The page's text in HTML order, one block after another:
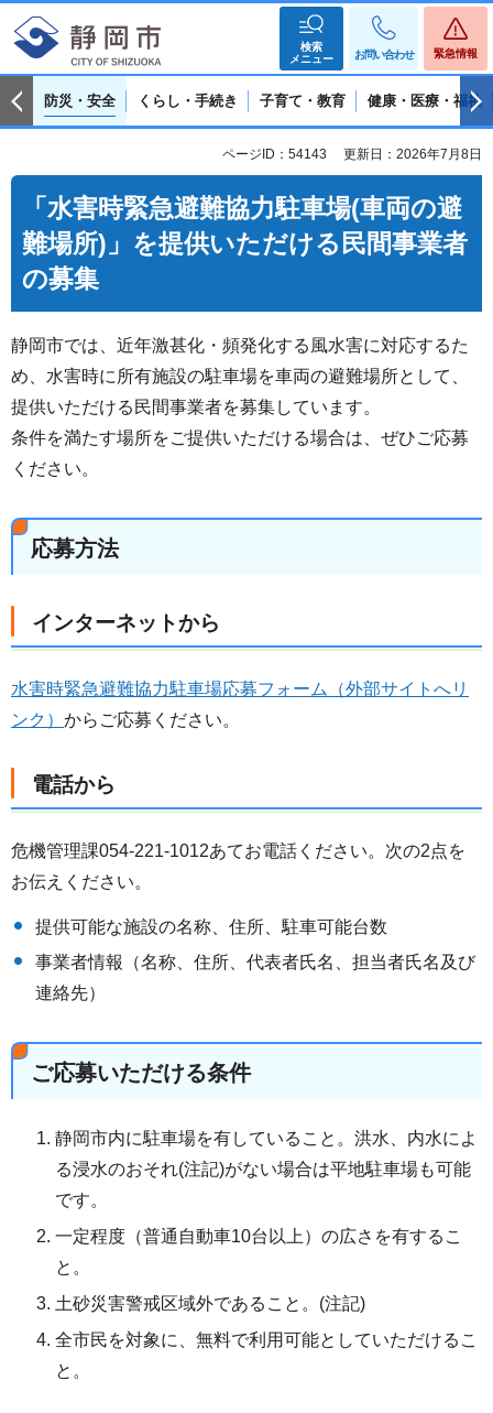
検索
メニュー
お問い合わせ 緊急情報
防災・安全 くらし・手続き 子育て・教育 健康・医療・福祉
ページID：54143 更新日：2026年7月8日
「水害時緊急避難協力駐車場(車両の避
難場所)」を提供いただける民間事業者
の募集
静岡市では、近年激甚化・頻発化する風水害に対応するた
め、水害時に所有施設の駐車場を車両の避難場所として、
提供いただける民間事業者を募集しています。
条件を満たす場所をご提供いただける場合は、ぜひご応募
ください。
応募方法
インターネットから
水害時緊急避難協力駐車場応募フォーム（外部サイトへリ
ンク） からご応募ください。
電話から
危機管理課054-221-1012あてお電話ください。次の2点を
お伝えください。
提供可能な施設の名称、住所、駐車可能台数
事業者情報（名称、住所、代表者氏名、担当者氏名及び
連絡先）
ご応募いただける条件
静岡市内に駐車場を有していること。洪水、内水によ
る浸水のおそれ(注記)がない場合は平地駐車場も可能
です。
一定程度（普通自動車10台以上）の広さを有するこ
と。
土砂災害警戒区域外であること。(注記)
全市民を対象に、無料で利用可能としていただけるこ
と。